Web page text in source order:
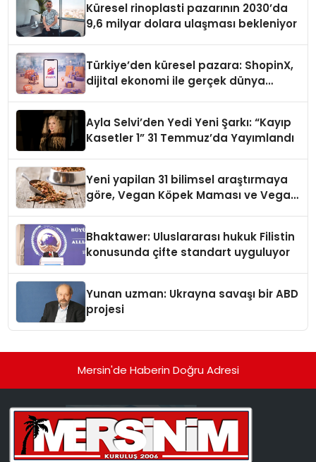
Küresel rinoplasti pazarının 2030’da
9,6 milyar dolara ulaşması bekleniyor
Türkiye’den küresel pazara: ShopinX,
dijital ekonomi ile gerçek dünya
Ayla Selvi’den Yedi Yeni Şarkı: “Kayıp
Kasetler 1” 31 Temmuz’da Yayımlandı
Yeni yapilan 31 bilimsel araştırmaya
göre, Vegan Köpek Maması ve Vegan
Bhaktawer: Uluslararası hukuk Filistin
konusunda çifte standart uyguluyor
Yunan uzman: Ukrayna savaşı bir ABD
projesi
Mersin'de Haberin Doğru Adresi